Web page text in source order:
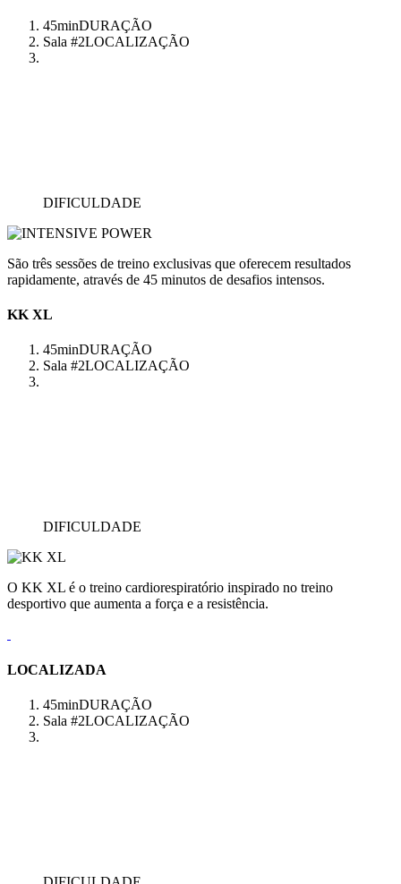
45minDURAÇÃO
Sala #2LOCALIZAÇÃO
DIFICULDADE
São três sessões de treino exclusivas que oferecem resultados
rapidamente, através de 45 minutos de desafios intensos.
KK XL
45minDURAÇÃO
Sala #2LOCALIZAÇÃO
DIFICULDADE
O KK XL é o treino cardiorespiratório inspirado no treino
desportivo que aumenta a força e a resistência.
LOCALIZADA
45minDURAÇÃO
Sala #2LOCALIZAÇÃO